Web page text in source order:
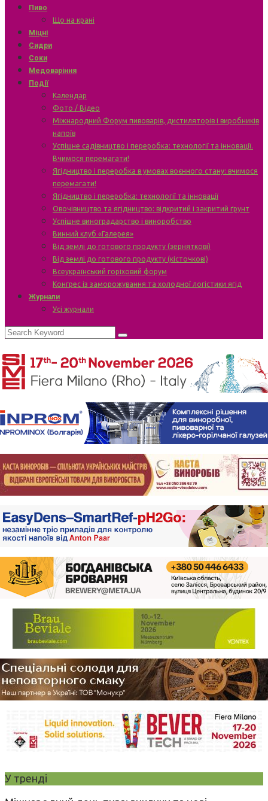
Пиво
Що на крані
Міцні
Сидри
Соки
Медоваріння
Події
Календар
Фото / Відео
Міжнародний Форум пивоварів, дистиляторів і виробників
напоїв
Успішне садівництво і переробка: технології та інновації.
Вчимося перемагати!
Ягідництво і переробка в умовах воєнного стану: вчимося
перемагати!
Ягідництво і переробка: технології та інновації
Овочівництво та ягідництво: відкритий і закритий ґрунт
Успішне виноградарство і виноробство
Винний клуб «Галерея»
Від землі до готового продукту (зерняткові)
Від землі до готового продукту (кісточкові)
Всеукраїнський горіховий форум
Конгрес із заморожування та холодної логістики ягід
Журнали
Усі журнали
У тренді